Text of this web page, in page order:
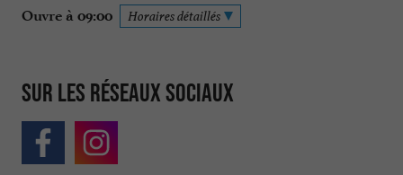
Ouvre à 09:00 Horaires détaillés
Sur les réseaux sociaux